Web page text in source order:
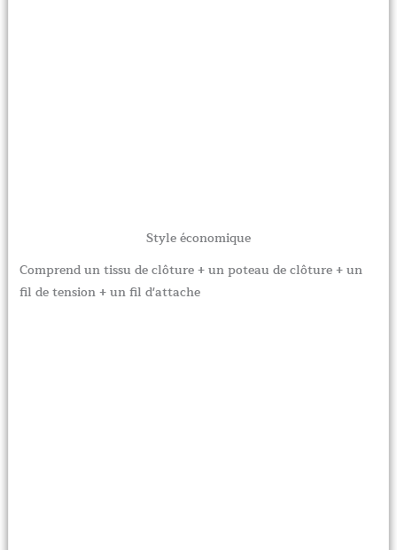
Style économique
Comprend un tissu de clôture + un poteau de clôture + un
fil de tension + un fil d'attache